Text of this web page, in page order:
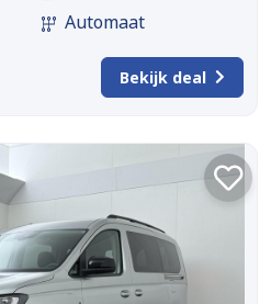
Automaat
Bekijk deal